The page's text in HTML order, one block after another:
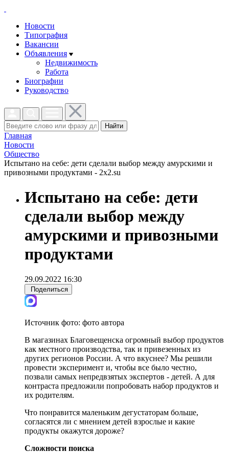
Новости
Типография
Вакансии
Объявления
Недвижимость
Работа
Биографии
Руководство
Найти
Главная
Новости
Общество
Испытано на себе: дети сделали выбор между амурскими и
привозными продуктами - 2x2.su
Испытано на себе: дети
сделали выбор между
амурскими и привозными
продуктами
29.09.2022 16:30
Поделиться
Источник фото: фото автора
В магазинах Благовещенска огромный выбор продуктов
как местного производства, так и привезенных из
других регионов России. А что вкуснее? Мы решили
провести эксперимент и, чтобы все было честно,
позвали самых непредвзятых экспертов - детей. А для
контраста предложили попробовать набор продуктов и
их родителям.
Что понравится маленьким дегустаторам больше,
согласятся ли с мнением детей взрослые и какие
продукты окажутся дороже?
Сложности поиска